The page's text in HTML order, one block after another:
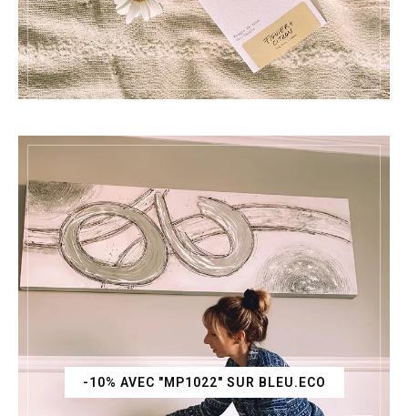
-10% AVEC "MP1022" SUR BLEU.ECO